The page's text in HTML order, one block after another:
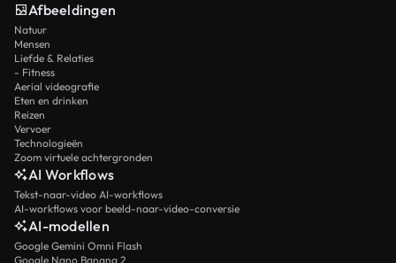
Afbeeldingen
Natuur
Mensen
Liefde & Relaties
- Fitness
Aerial videografie
Eten en drinken
Reizen
Vervoer
Technologieën
Zoom virtuele achtergronden
AI Workflows
Tekst-naar-video AI-workflows
AI-workflows voor beeld-naar-video-conversie
AI-modellen
Google Gemini Omni Flash
Google Nano Banana 2